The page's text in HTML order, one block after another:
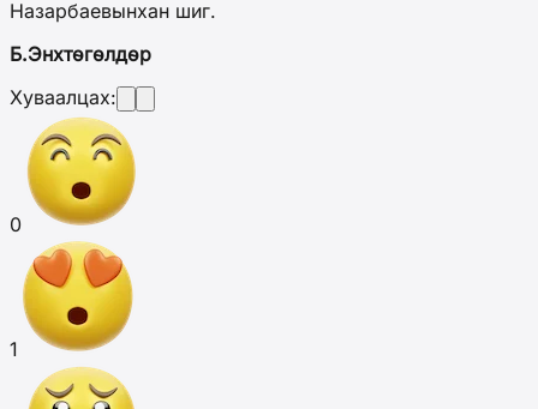
Назарбаевынхан шиг.
Б.Энхтөгөлдөр
Хуваалцах:
0
1